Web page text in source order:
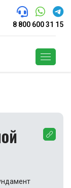
8 800 600 31 15